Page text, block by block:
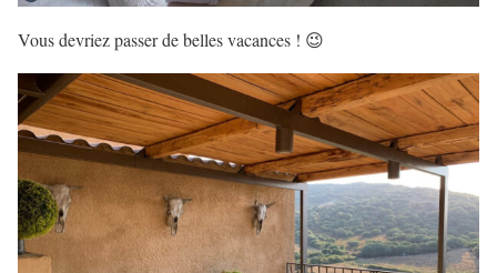
Vous devriez passer de belles vacances ! 😉